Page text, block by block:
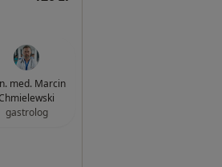
med. Marcin
gastrolog